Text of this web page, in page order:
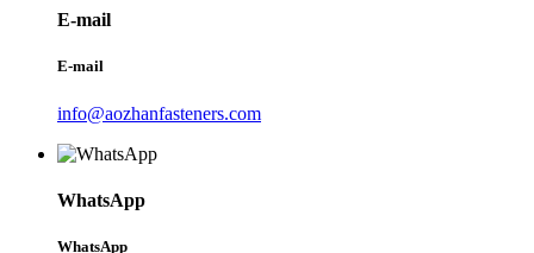
E-mail
E-mail
info@aozhanfasteners.com
WhatsApp
WhatsApp